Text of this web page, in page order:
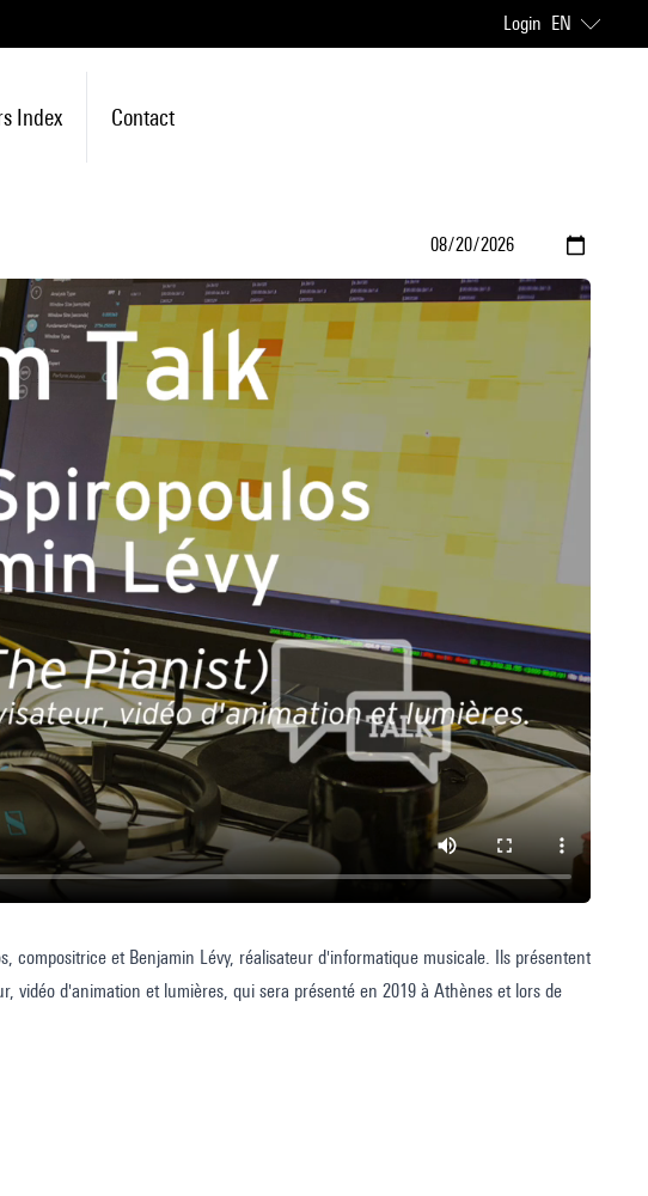
Login EN
Index Contact
compositrice et Benjamin Lévy, réalisateur d'informatique musicale. Ils présentent
vidéo d'animation et lumières, qui sera présenté en 2019 à Athènes et lors de